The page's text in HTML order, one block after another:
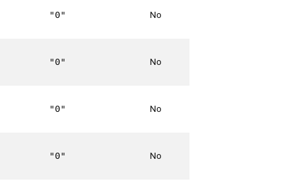
"0" No
"0" No
"0" No
"0" No